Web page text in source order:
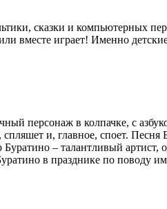
сказки и компьютерных
вместе играет! Именно
персонаж в колпачке, с
и, главное, споет. Песня
– талантливый артист,
в празднике по поводу